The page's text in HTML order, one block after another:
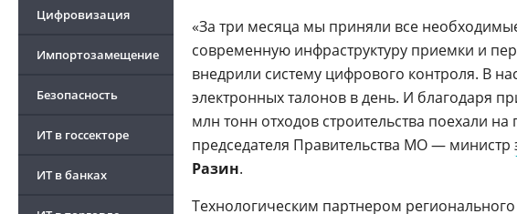
Цифровизация
Импортозамещение
Безопасность
ИТ в госсекторе
ИТ в банках
«За три месяца мы приняли все
современную инфраструктуру приемки и
внедрили систему цифрового контроля. В
электронных талонов в день. И благодаря
млн тонн отходов строительства поехали
председателя Правительства МО — министр
Разин.
Технологическим партнером